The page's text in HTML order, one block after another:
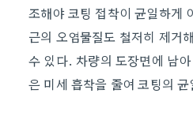
조해야 코팅 접착이 균일하게
근의 오염물질도 철저히 제거
수 있다. 차량의 도장면에 남
은 미세 흡착을 줄여 코팅의